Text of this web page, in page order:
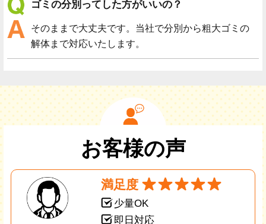
ゴミの分別ってした方がいいの？
そのままで大丈夫です。当社で分別から粗大ゴミの
解体まで対応いたします。
お客様の声
満足度
少量OK
即日対応